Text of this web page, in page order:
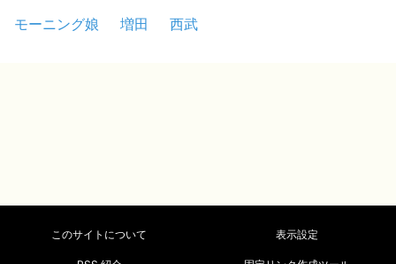
モーニング娘
増田 西武
このサイトについて 表示設定